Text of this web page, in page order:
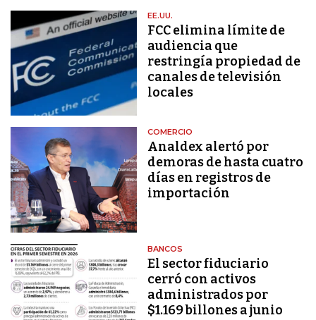
EE.UU.
FCC elimina límite de
audiencia que
restringía propiedad de
canales de televisión
locales
COMERCIO
Analdex alertó por
demoras de hasta cuatro
días en registros de
importación
BANCOS
El sector fiduciario
cerró con activos
administrados por
$1.169 billones a junio